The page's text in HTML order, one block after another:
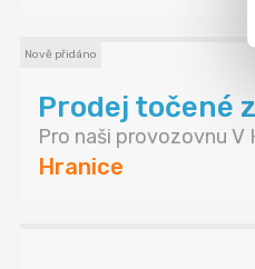
Nově přidáno
Prodej točené
Pro naši provozovnu V
Hranice